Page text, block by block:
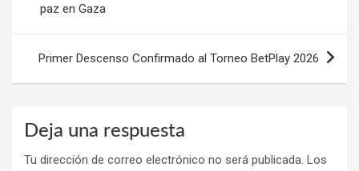
entradas
paz en Gaza
Primer Descenso Confirmado al Torneo BetPlay 2026
Deja una respuesta
Tu dirección de correo electrónico no será publicada. Los